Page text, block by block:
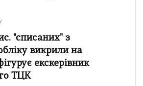
"списаних" з
викрили на
екскерівник
ТЦК